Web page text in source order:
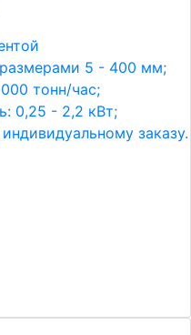
5 - 400 мм;
тонн/час;
0,25 - 2,2 кВт;
заказу.